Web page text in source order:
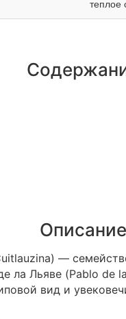
теплое
Описание
—
ла Льяве (Pablo de
вид и